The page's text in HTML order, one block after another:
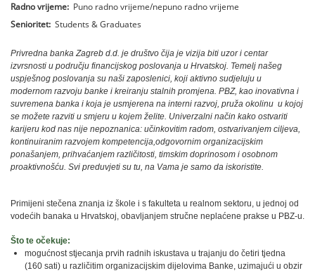
Radno vrijeme: Puno radno vrijeme/nepuno radno vrijeme
Senioritet: Students & Graduates
Privredna banka Zagreb d.d. je društvo čija je vizija biti uzor i centar
izvrsnosti u području financijskog poslovanja u Hrvatskoj. Temelj našeg
uspješnog poslovanja su naši zaposlenici, koji aktivno sudjeluju u
modernom razvoju banke i kreiranju stalnih promjena. PBZ, kao inovativna i
suvremena banka i koja je usmjerena na interni razvoj, pruža okolinu u kojoj
se možete razviti u smjeru u kojem želite. Univerzalni način kako ostvariti
karijeru kod nas nije nepoznanica: učinkovitim radom, ostvarivanjem ciljeva,
kontinuiranim razvojem kompetencija,odgovornim organizacijskim
ponašanjem, prihvaćanjem različitosti, timskim doprinosom i osobnom
proaktivnošću. Svi preduvjeti su tu, na Vama je samo da iskoristite.
Primijeni stečena znanja iz škole i s fakulteta u realnom sektoru, u jednoj od
vodećih banaka u Hrvatskoj, obavljanjem stručne neplaćene prakse u PBZ-u.
Što te očekuje:
mogućnost stjecanja prvih radnih iskustava u trajanju do četiri tjedna
(160 sati) u različitim organizacijskim dijelovima Banke, uzimajući u obzir